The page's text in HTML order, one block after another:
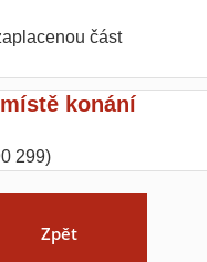
část
konání
299)
Zpět